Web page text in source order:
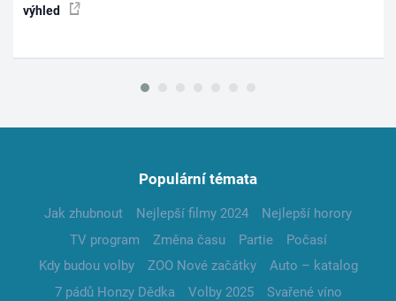
výhled
Populární témata
Jak zhubnout Nejlepší filmy 2024
Nejlepší horory
TV program
Změna času Partie
Počasí
Kdy budou volby
ZOO Nové začátky
Auto – katalog
7 pádů Honzy Dědka
Volby 2025
Svařené víno